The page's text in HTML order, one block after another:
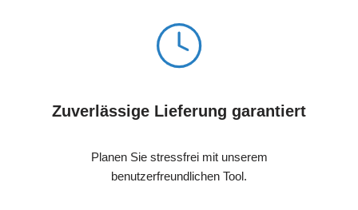
Zuverlässige Lieferung garantiert
Planen Sie stressfrei mit unserem
benutzerfreundlichen Tool.